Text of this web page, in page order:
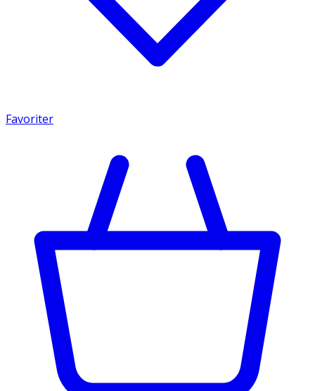
Favoriter